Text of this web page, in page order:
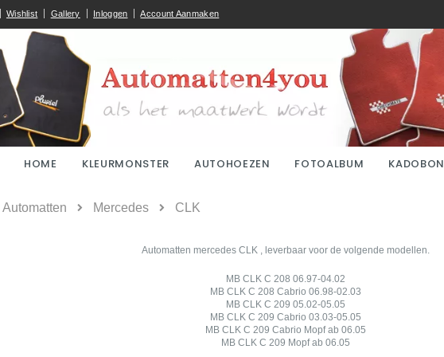
Wishlist Gallery Inloggen Account Aanmaken
HOME KLEURMONSTER AUTOHOEZEN FOTOALBUM KADOBON
Automatten Mercedes CLK
Automatten mercedes CLK , leverbaar voor de volgende modellen.
MB CLK C 208 06.97-04.02
MB CLK C 208 Cabrio 06.98-02.03
MB CLK C 209 05.02-05.05
MB CLK C 209 Cabrio 03.03-05.05
MB CLK C 209 Cabrio Mopf ab 06.05
MB CLK C 209 Mopf ab 06.05